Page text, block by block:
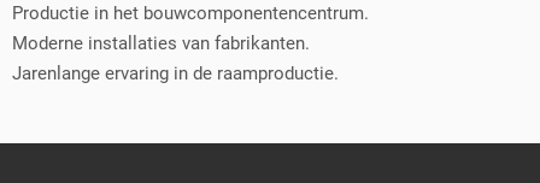
Productie in het bouwcomponentencentrum.
Moderne installaties van fabrikanten.
Jarenlange ervaring in de raamproductie.